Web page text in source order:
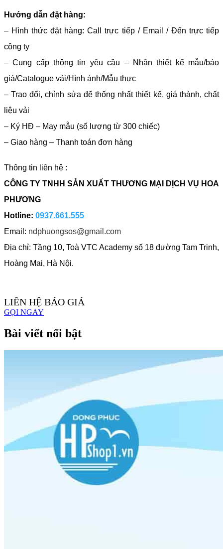
Hướng dẫn đặt hàng:
– Hình thức đặt hàng: Call trực tiếp / Email / Đến trực tiếp
công ty
– Cung cấp thông tin yêu cầu – Nhận thiết kế mẫu/báo
giá/Catalogue vải/Hình ảnh/Mẫu thực
– Trao đổi, chỉnh sửa để thống nhất thiết kế, giá thành, chất
liệu vải
– Ký HĐ – May mẫu (số lượng từ 300 chiếc)
– Giao hàng – Thanh toán đơn hàng
Thông tin liên hệ :
CÔNG TY TNHH SẢN XUẤT THƯƠNG MẠI DỊCH VỤ HOA
PHƯƠNG
Hotline: 0937.661.555
Email: ndphuongsos@gmail.com
Địa chỉ: Tầng 10, Toà VTC Academy số 18 đường Tam Trinh,
Hoàng Mai, Hà Nội.
LIÊN HỆ BÁO GIÁ
GỌI NGAY
Bài viết nổi bật